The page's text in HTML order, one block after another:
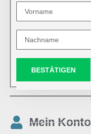
BESTÄTIGEN
Mein Konto